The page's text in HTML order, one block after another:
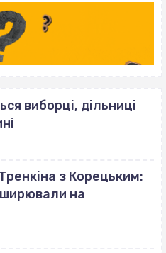
виборці, дільниці
з Корецьким:
на